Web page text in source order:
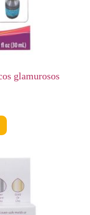
glamurosos